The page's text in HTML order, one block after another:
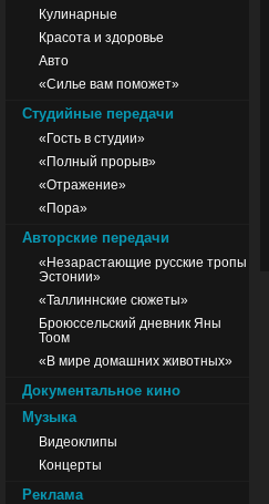
Кулинарные
Красота и здоровье
Авто
«Силье вам поможет»
Студийные передачи
«Гость в студии»
«Полный прорыв»
«Отражение»
«Пора»
Авторские передачи
«Незарастающие русские тропы
Эстонии»
«Таллиннские сюжеты»
Броюссельский дневник Яны
Тоом
«В мире домашних животных»
Документальное кино
Музыка
Видеоклипы
Концерты
Реклама